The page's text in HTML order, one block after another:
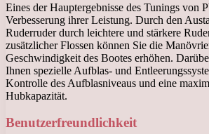
Eines der Hauptergebnisse des Tunings von
Verbesserung ihrer Leistung. Durch den
Ruderruder durch leichtere und stärkere
zusätzlicher Flossen können Sie die
Geschwindigkeit des Bootes erhöhen.
Ihnen spezielle Aufblas- und
Kontrolle des Aufblasniveaus und eine
Hubkapazität.
Benutzerfreundlichkeit